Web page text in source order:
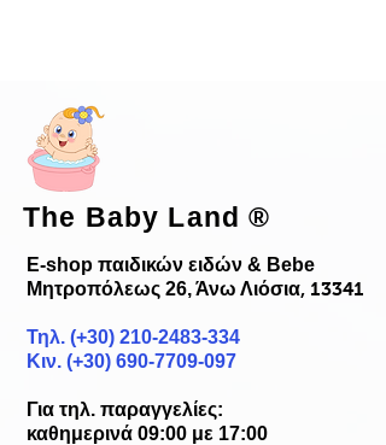
The Baby Land®
E-shop παιδικών ειδών & Bebe
Μητροπόλεως 26, Άνω Λιόσια, 13341
Τηλ. (+30) 210-2483-334
Κιν. (+30) 690-7709-097
Για τηλ. παραγγελίες:
καθημερινά 09:00 με 17:00